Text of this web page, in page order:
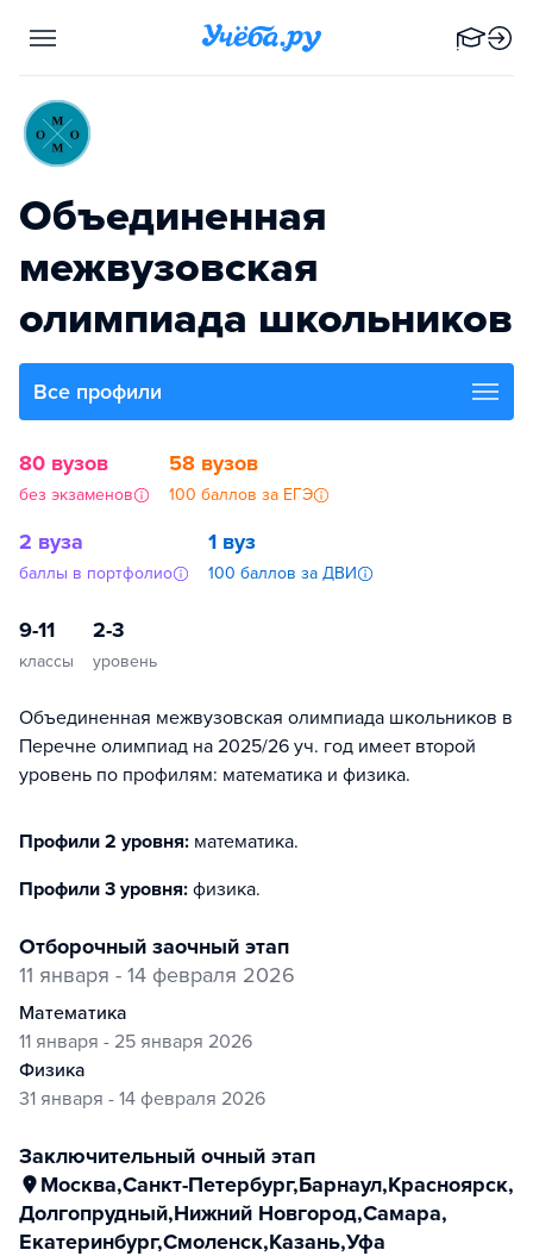
Объединенная
межвузовская
олимпиада школьников
Все профили
80 вузов
без экзаменов
58 вузов
100 баллов за ЕГЭ
2 вуза
баллы в портфолио
1 вуз
100 баллов за ДВИ
9-11
классы
2-3
уровень
Объединенная межвузовская олимпиада школьников в
Перечне олимпиад на 2025/26 уч. год имеет второй
уровень по профилям: математика и физика.
Профили 2 уровня: математика.
Профили 3 уровня: физика.
отборочный заочный этап
11 января - 14 февраля 2026
математика
11 января - 25 января 2026
физика
31 января - 14 февраля 2026
заключительный очный этап
Москва,Санкт-Петербург,Барнаул,Красноярск,
Долгопрудный,Нижний Новгород,Самара,
Екатеринбург,Смоленск,Казань,Уфа